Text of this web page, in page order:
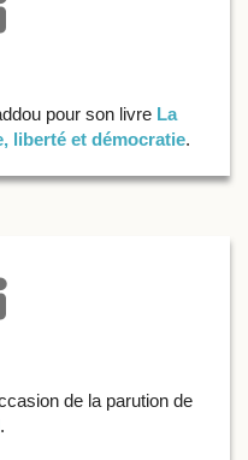
pour son livre La
liberté et démocratie.
de la parution de
.